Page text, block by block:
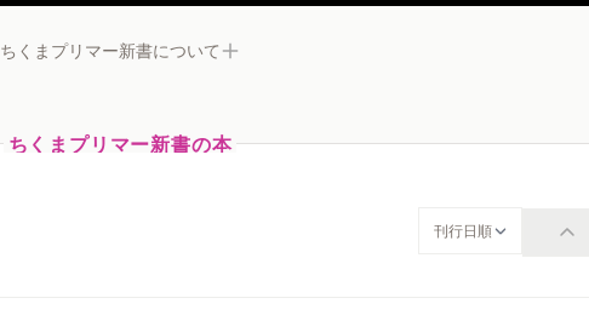
ちくまプリマー新書について
ちくまプリマー新書の本